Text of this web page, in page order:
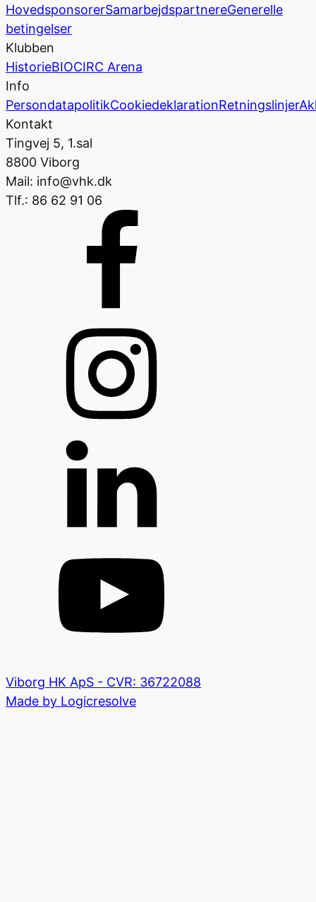
HovedsponsorerSamarbejdspartnereGenerelle
betingelser
Klubben
HistorieBIOCIRC Arena
Info
PersondatapolitikCookiedeklarationRetningslinjer
Kontakt
Tingvej 5, 1.sal
8800 Viborg
Mail: info@vhk.dk
Tlf.: 86 62 91 06
Viborg HK ApS - CVR: 36722088
Made by Logicresolve